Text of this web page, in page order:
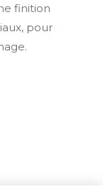
finition
pour